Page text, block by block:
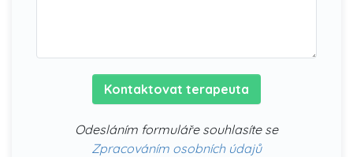
Kontaktovat terapeuta
Odesláním formuláře souhlasíte se
Zpracováním osobních údajů